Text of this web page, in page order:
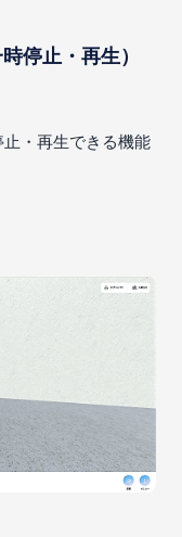
停止・再生）
・再生できる機能